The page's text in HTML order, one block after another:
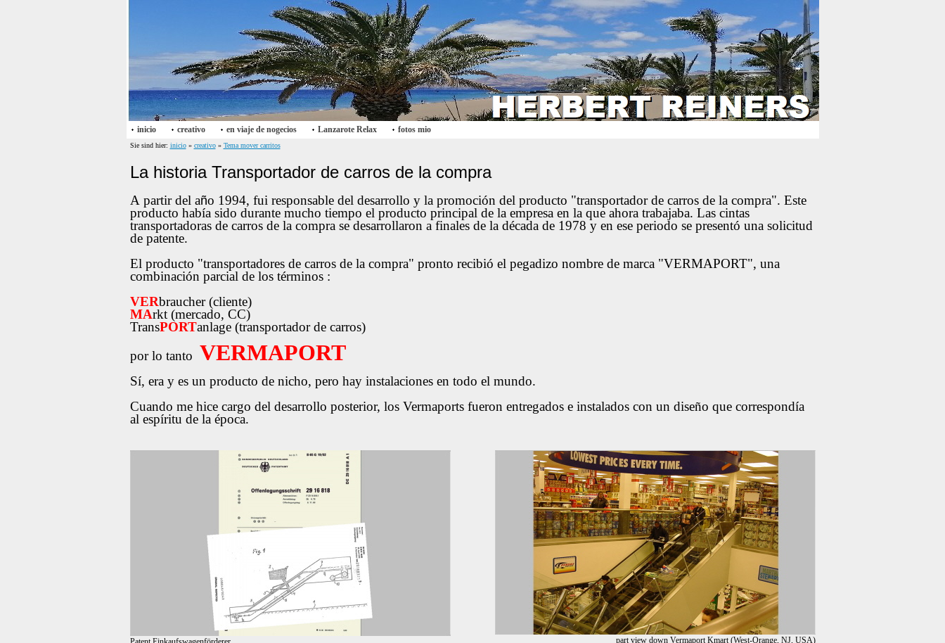
inicio creativo en viaje de nogecios Lanzarote Relax fotos mio
Sie sind hier: inicio» creativo» Tema mover carritos
La historia Transportador de carros de la compra
A partir del año 1994, fui responsable del desarrollo y la promoción del producto "transportador de carros de la compra". Este
producto había sido durante mucho tiempo el producto principal de la empresa en la que ahora trabajaba. Las cintas
transportadoras de carros de la compra se desarrollaron a finales de la década de 1978 y en ese periodo se presentó una solicitud
de patente.
El producto "transportadores de carros de la compra" pronto recibió el pegadizo nombre de marca "VERMAPORT", una
combinación parcial de los términos :
VERbraucher (cliente)
MArkt (mercado, CC)
TransPORTanlage (transportador de carros)
por lo tanto VERMAPORT
Sí, era y es un producto de nicho, pero hay instalaciones en todo el mundo.
Cuando me hice cargo del desarrollo posterior, los Vermaports fueron entregados e instalados con un diseño que correspondía
al espíritu de la época.
part view down Vermaport Kmart (West-Orange, NJ, USA)